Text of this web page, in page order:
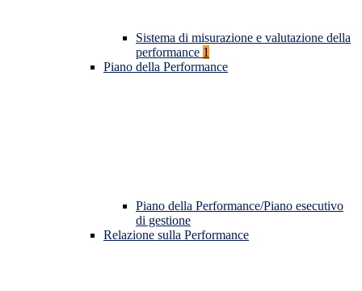
Sistema di misurazione e valutazione della
performance 1
Piano della Performance
Piano della Performance/Piano esecutivo
di gestione
Relazione sulla Performance